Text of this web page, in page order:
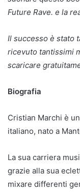
Future Rave. e la
Il successo è stato
ricevuto tantissimi
scaricare
Biografia
Cristian Marchi è
italiano, nato a
La sua carriera
grazie alla sua
mixare differenti